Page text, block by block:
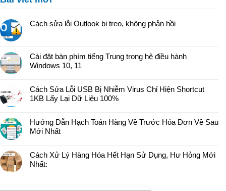
Cách sửa lỗi Outlook bị treo, không phản hồi
Cài đặt bàn phím tiếng Trung trong hệ điều hành
Windows 10, 11
Cách Sửa Lỗi USB Bị Nhiễm Virus Chỉ Hiện Shortcut
1KB Lấy Lại Dữ Liệu 100%
Hướng Dẫn Hạch Toán Hàng Về Trước Hóa Đơn Về Sau
Mới Nhất
Cách Xử Lý Hàng Hóa Hết Hạn Sử Dụng, Hư Hỏng Mới
Nhất: